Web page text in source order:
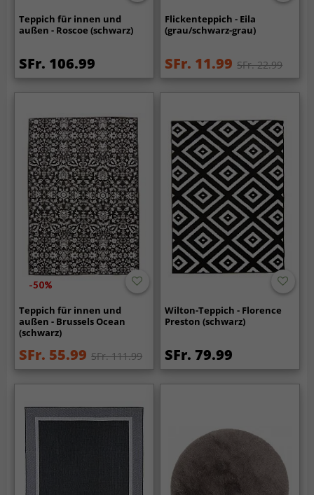
Teppich für innen und
außen - Roscoe (schwarz)
SFr. 106.99
Flickenteppich - Eila
(grau/schwarz-grau)
SFr. 11.99 SFr. 22.99
-50%
Teppich für innen und
außen - Brussels Ocean
(schwarz)
SFr. 55.99 SFr. 111.99
Wilton-Teppich - Florence
Preston (schwarz)
SFr. 79.99